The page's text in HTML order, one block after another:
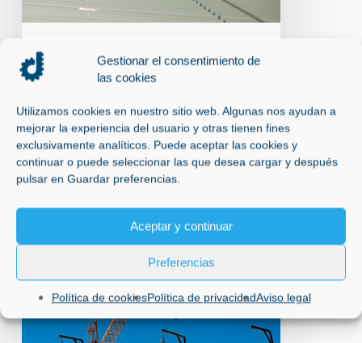
Gestionar el consentimiento de
las cookies
Utilizamos cookies en nuestro sitio web. Algunas nos ayudan a
mejorar la experiencia del usuario y otras tienen fines
exclusivamente analíticos. Puede aceptar las cookies y
continuar o puede seleccionar las que desea cargar y después
pulsar en Guardar preferencias.
Aceptar y continuar
Preferencias
Política de cookiesPolítica de privacidadAviso legal
Instalación líneas de vida en Madrid
TRABAJOS EN TRABAJOS
EN ALTURA
ADSG Líneas de vida en Madrid.
Líneas de Vida en Trabajos en Altura:
Seguridad en…
27 de febrero de 2025
INSTALACIÓN
DE